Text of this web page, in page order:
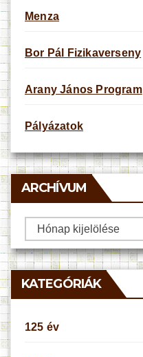
Menza
Bor Pál Fizikaverseny
Arany János Program
Pályázatok
ARCHÍVUM
Archívum
KATEGÓRIÁK
125 év